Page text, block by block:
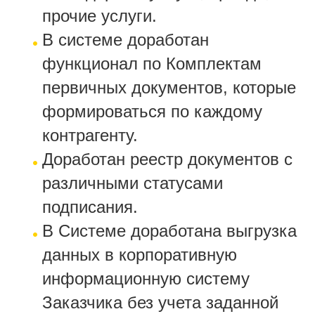
прочие услуги.
В системе доработан
функционал по Комплектам
первичных документов, которые
формироваться по каждому
контрагенту.
Доработан реестр документов с
различными статусами
подписания.
В Системе доработана выгрузка
данных в корпоративную
информационную систему
Заказчика без учета заданной